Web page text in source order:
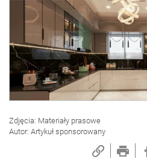
Zdjęcia: Materiały prasowe
Autor: Artykuł sponsorowany